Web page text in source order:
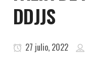
DDJJS
27 julio, 2022